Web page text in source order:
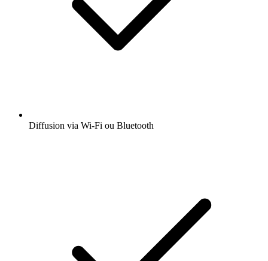
Diffusion via Wi-Fi ou Bluetooth